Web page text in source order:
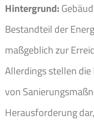
Hintergrund:
Bestandteil der
maßgeblich zur
Allerdings stellen
von
Herausforderung